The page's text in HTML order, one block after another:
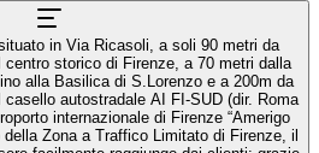
in Via Ricasoli, a soli 90 metri da
storico di Firenze, a 70 metri dalla
alla Basilica di S.Lorenzo e a 200m da
autostradale AI FI-SUD (dir. Roma
internazionale di Firenze “Amerigo
della Zona a Traffico Limitato di Firenze, il